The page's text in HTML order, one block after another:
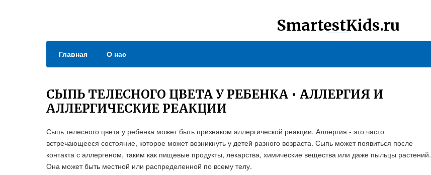
SmartestKids.ru
Главная О нас
СЫПЬ ТЕЛЕСНОГО ЦВЕТА У РЕБЕНКА • АЛЛЕРГИЯ И
АЛЛЕРГИЧЕСКИЕ РЕАКЦИИ
Сыпь телесного цвета у ребенка может быть признаком аллергической реакции. Аллергия - это часто
встречающееся состояние, которое может возникнуть у детей разного возраста. Сыпь может появиться после
контакта с аллергеном, таким как пищевые продукты, лекарства, химические вещества или даже пыльцы растений.
Она может быть местной или распределенной по всему телу.